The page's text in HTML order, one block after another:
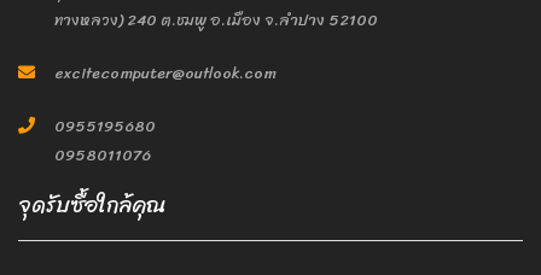
ทางหลวง) 240 ต.ชมพู อ.เมือง จ.ลำปาง 52100
excitecomputer@outlook.com
0955195680
0958011076
จุดรับซื้อใกล้คุณ